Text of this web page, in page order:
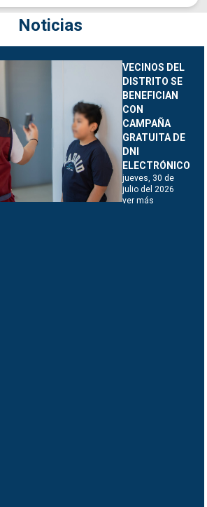
Noticias
VECINOS DEL
DISTRITO SE
BENEFICIAN
CON
CAMPAÑA
GRATUITA DE
DNI
ELECTRÓNICO
jueves, 30 de
julio del 2026
ver más